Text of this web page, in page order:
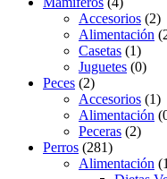
Accesorios (2)
Alimentación
Casetas (1)
Juguetes (0)
Peces (2)
Accesorios (1)
Alimentación
Peceras (2)
Perros (281)
Alimentación